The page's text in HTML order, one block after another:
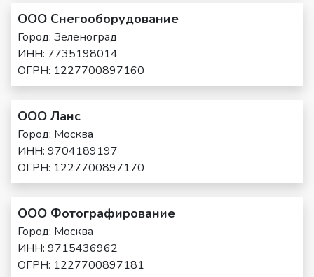
ООО Снегооборудование
Город: Зеленоград
ИНН: 7735198014
ОГРН: 1227700897160
ООО Ланс
Город: Москва
ИНН: 9704189197
ОГРН: 1227700897170
ООО Фотографирование
Город: Москва
ИНН: 9715436962
ОГРН: 1227700897181